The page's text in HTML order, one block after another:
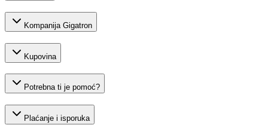
Kompanija Gigatron
Kupovina
Potrebna ti je pomoć?
Plaćanje i isporuka